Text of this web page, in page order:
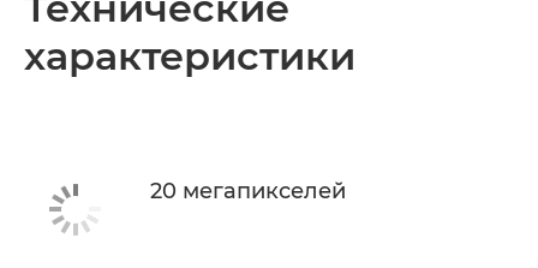
Технические характеристики
характеристики
20 мегапикселей